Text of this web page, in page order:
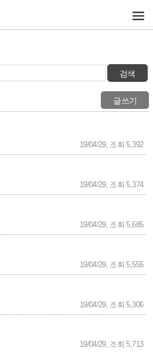
19/04/29, 조회 5,392
19/04/29, 조회 5,374
19/04/29, 조회 5,685
19/04/29, 조회 5,555
19/04/29, 조회 5,306
19/04/29, 조회 5,713